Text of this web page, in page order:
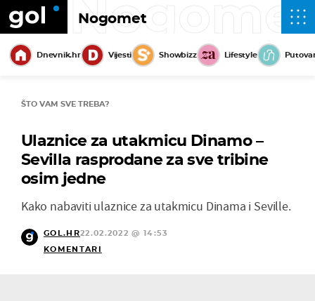
Nogomet
Dnevnik.hr Vijesti Showbizz Lifestyle
ŠTO VAM SVE TREBA?
Ulaznice za utakmicu Dinamo –
Sevilla rasprodane za sve tribine
osim jedne
Kako nabaviti ulaznice za utakmicu Dinama i Seville.
GOL.HR22.02.2022 @ 14:53
KOMENTARI